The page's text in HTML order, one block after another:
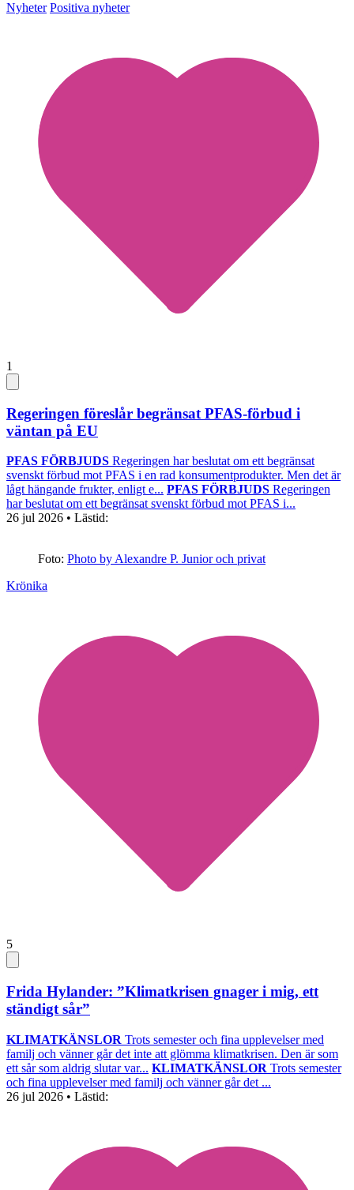
Nyheter Positiva nyheter
1
Regeringen föreslår begränsat PFAS-förbud i
väntan på EU
PFAS FÖRBJUDS Regeringen har beslutat om ett begränsat
svenskt förbud mot PFAS i en rad konsumentprodukter. Men det är
lågt hängande frukter, enligt e... PFAS FÖRBJUDS Regeringen
har beslutat om ett begränsat svenskt förbud mot PFAS i...
26 jul 2026 • Lästid:
Foto: Photo by Alexandre P. Junior och privat
Krönika
5
Frida Hylander: ”Klimatkrisen gnager i mig, ett
ständigt sår”
KLIMATKÄNSLOR Trots semester och fina upplevelser med
familj och vänner går det inte att glömma klimatkrisen. Den är som
ett sår som aldrig slutar var... KLIMATKÄNSLOR Trots semester
och fina upplevelser med familj och vänner går det ...
26 jul 2026 • Lästid: